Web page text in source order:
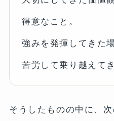
得意なこと。
強みを発揮してきた場
苦労して乗り越えて
そうしたものの中に、